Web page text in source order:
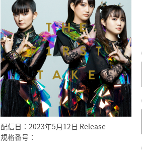
配信日：2023年5月12日 Release
規格番号：